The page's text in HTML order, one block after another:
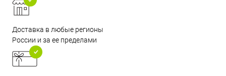
Доставка в любые регионы
России и за ее пределами